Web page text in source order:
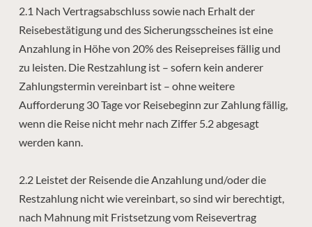
2.1 Nach Vertragsabschluss sowie nach Erhalt der
Reisebestätigung und des Sicherungsscheines ist eine
Anzahlung in Höhe von 20% des Reisepreises fällig und
zu leisten. Die Restzahlung ist – sofern kein anderer
Zahlungstermin vereinbart ist – ohne weitere
Aufforderung 30 Tage vor Reisebeginn zur Zahlung fällig,
wenn die Reise nicht mehr nach Ziffer 5.2 abgesagt
werden kann.
2.2 Leistet der Reisende die Anzahlung und/oder die
Restzahlung nicht wie vereinbart, so sind wir berechtigt,
nach Mahnung mit Fristsetzung vom Reisevertrag